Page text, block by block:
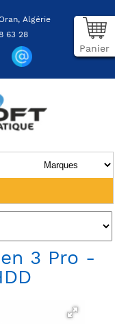
Algérie
63 28
Panier
3 Pro -